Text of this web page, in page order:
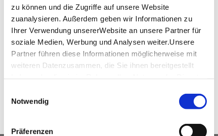
zu können und die Zugriffe auf unsere Website
zuanalysieren. Außerdem geben wir Informationen zu
Ihrer Verwendung unsererWebsite an unsere Partner für
soziale Medien, Werbung und Analysen weiter.Unsere
Partner führen diese Informationen möglicherweise mit
weiteren Datenzusammen, die Sie ihnen bereitgestellt
Impressum
Notwendig
Präferenzen
Downloads
relexa Waldhotel Schatten Grundrissplan
(PDF, 6.54 MB)